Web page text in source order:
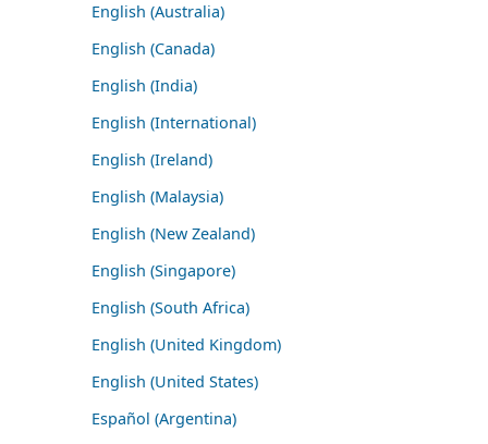
English (Australia)
English (Canada)
English (India)
English (International)
English (Ireland)
English (Malaysia)
English (New Zealand)
English (Singapore)
English (South Africa)
English (United Kingdom)
English (United States)
Español (Argentina)